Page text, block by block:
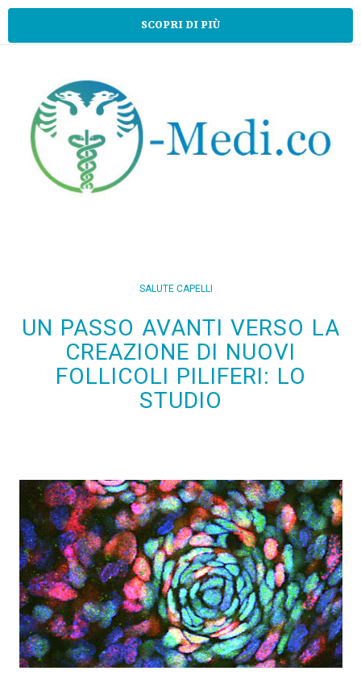
SCOPRI DI PIÙ
SALUTE CAPELLI
UN PASSO AVANTI VERSO LA
CREAZIONE DI NUOVI
FOLLICOLI PILIFERI: LO
STUDIO